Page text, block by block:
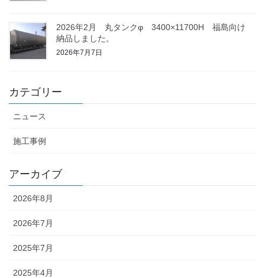
2026年2月 丸タンクφ 3400×11700H 福島向け
納品しました。
2026年7月7日
カテゴリー
ニュース
施工事例
アーカイブ
2026年8月
2026年7月
2025年7月
2025年4月